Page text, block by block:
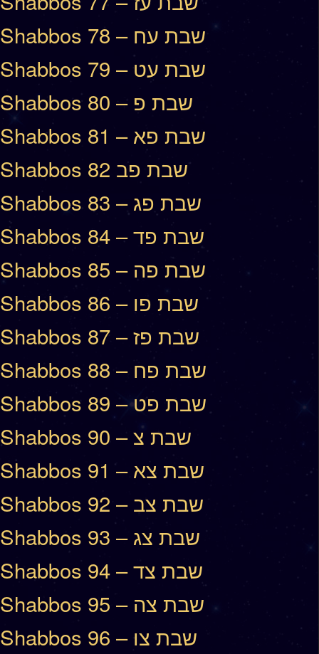
Shabbos 78 – שבת עח
Shabbos 79 – שבת עט
Shabbos 80 – שבת פ
Shabbos 81 – שבת פא
Shabbos 82 שבת פב
Shabbos 83 – שבת פג
Shabbos 84 – שבת פד
Shabbos 85 – שבת פה
Shabbos 86 – שבת פו
Shabbos 87 – שבת פז
Shabbos 88 – שבת פח
Shabbos 89 – שבת פט
Shabbos 90 – שבת צ
Shabbos 91 – שבת צא
Shabbos 92 – שבת צב
Shabbos 93 – שבת צג
Shabbos 94 – שבת צד
Shabbos 95 – שבת צה
Shabbos 96 – שבת צו